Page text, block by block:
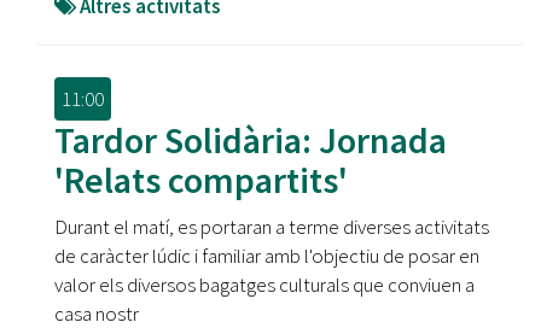
Altres activitats
11:00
Tardor Solidària: Jornada
'Relats compartits'
Durant el matí, es portaran a terme diverses activitats
de caràcter lúdic i familiar amb l'objectiu de posar en
valor els diversos bagatges culturals que conviuen a
casa nostr